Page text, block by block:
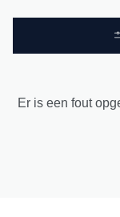
Er is een fout